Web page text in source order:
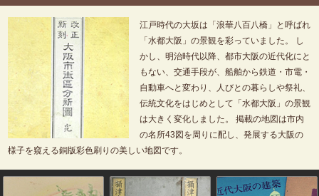
江戸時代の大坂は「浪華八百八橋」と呼ばれ
「水都大阪」の景観を彩っていました。 し
かし、明治時代以降、都市大阪の近代化にと
もない、交通手段が、船舶から鉄道・市電・
自動車へと変わり、人びとの暮らしや祭礼、
伝統文化をはじめとして「水都大阪」の景観
は大きく変化しました。 掲載の地図は市内
の名所43図を周りに配し、発展する大阪の
様子を窺える銅版彩色刷りの美しい地図です。